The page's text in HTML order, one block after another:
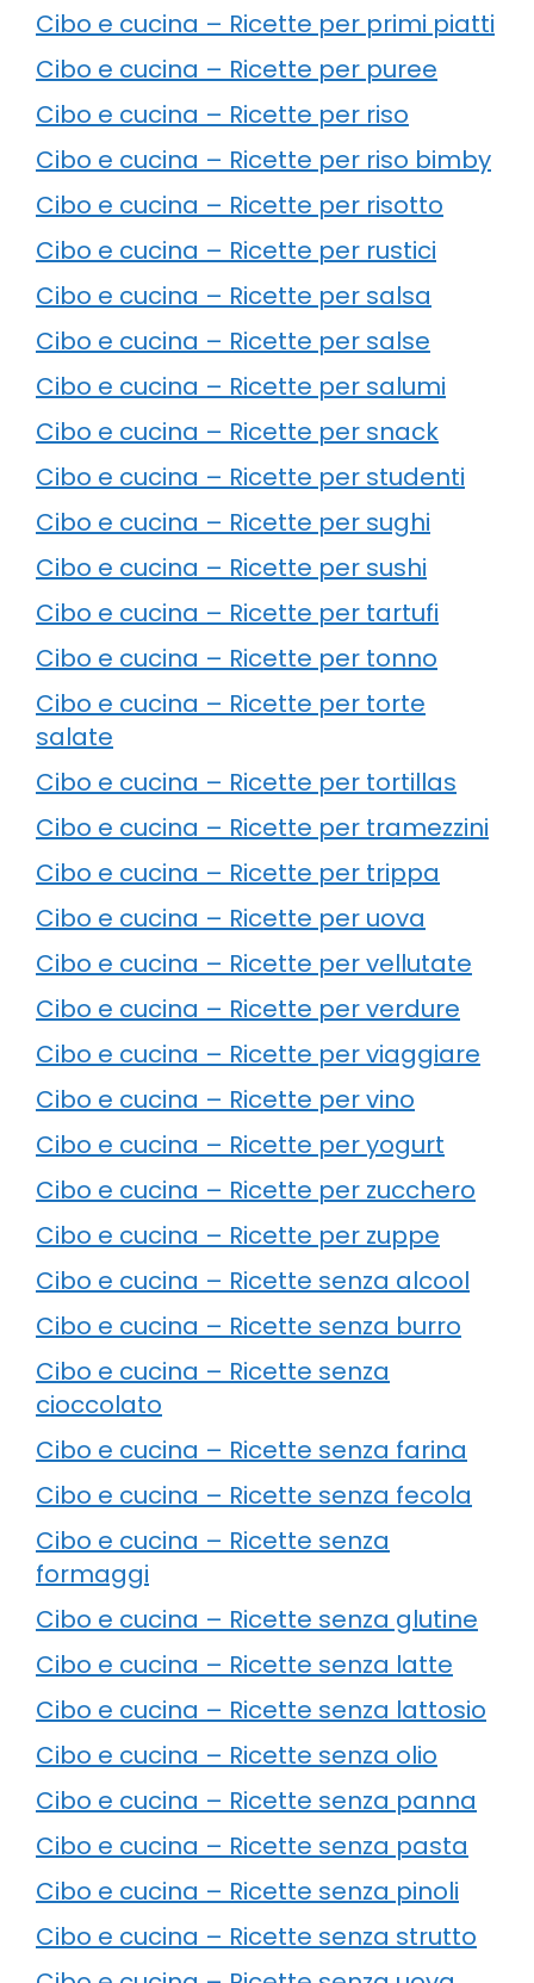
Cibo e cucina – Ricette per primi piatti
Cibo e cucina – Ricette per puree
Cibo e cucina – Ricette per riso
Cibo e cucina – Ricette per riso bimby
Cibo e cucina – Ricette per risotto
Cibo e cucina – Ricette per rustici
Cibo e cucina – Ricette per salsa
Cibo e cucina – Ricette per salse
Cibo e cucina – Ricette per salumi
Cibo e cucina – Ricette per snack
Cibo e cucina – Ricette per studenti
Cibo e cucina – Ricette per sughi
Cibo e cucina – Ricette per sushi
Cibo e cucina – Ricette per tartufi
Cibo e cucina – Ricette per tonno
Cibo e cucina – Ricette per torte
salate
Cibo e cucina – Ricette per tortillas
Cibo e cucina – Ricette per tramezzini
Cibo e cucina – Ricette per trippa
Cibo e cucina – Ricette per uova
Cibo e cucina – Ricette per vellutate
Cibo e cucina – Ricette per verdure
Cibo e cucina – Ricette per viaggiare
Cibo e cucina – Ricette per vino
Cibo e cucina – Ricette per yogurt
Cibo e cucina – Ricette per zucchero
Cibo e cucina – Ricette per zuppe
Cibo e cucina – Ricette senza alcool
Cibo e cucina – Ricette senza burro
Cibo e cucina – Ricette senza
cioccolato
Cibo e cucina – Ricette senza farina
Cibo e cucina – Ricette senza fecola
Cibo e cucina – Ricette senza
formaggi
Cibo e cucina – Ricette senza glutine
Cibo e cucina – Ricette senza latte
Cibo e cucina – Ricette senza lattosio
Cibo e cucina – Ricette senza olio
Cibo e cucina – Ricette senza panna
Cibo e cucina – Ricette senza pasta
Cibo e cucina – Ricette senza pinoli
Cibo e cucina – Ricette senza strutto